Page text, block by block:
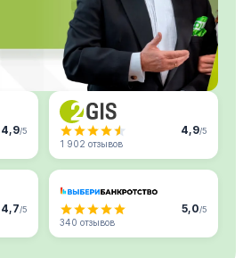
4,9/5 4,9/5
1 902 отзывов
4,7/5 5,0/5
340 отзывов